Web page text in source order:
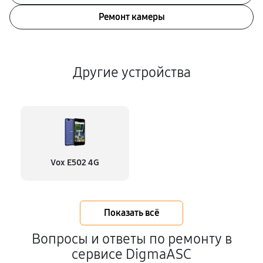
Ремонт камеры
Другие устройства
Vox E502 4G
Показать всё
Вопросы и ответы по ремонту в
сервисе DigmaASC